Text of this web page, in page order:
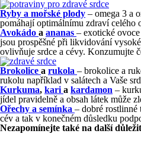
Ryby a mořské plody – omega 3 a
pomáhají optimálnímu zdraví celého
Avokádo a ananas – exotické
jsou prospěšné při likvidování
ovlivňuje srdce a cévy. Konzumujte
Brokolice a rukola – brokolice a
rukolu například v salátech a Vaše
Kurkuma, kari a kardamon –
jídel pravidelně a obsah látek může
Ořechy a semínka – dobré rostlinné
cév a tak v konečném důsledku
Nezapomínejte také na další